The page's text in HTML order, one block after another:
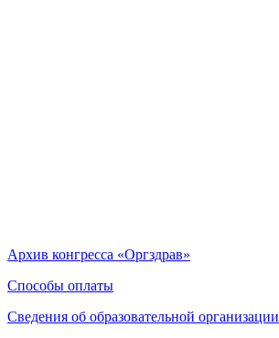
Архив конгресса «Оргздрав»
Способы оплаты
Сведения об образовательной организации